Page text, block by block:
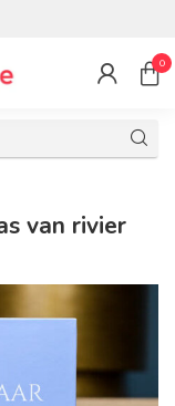
0
van rivier